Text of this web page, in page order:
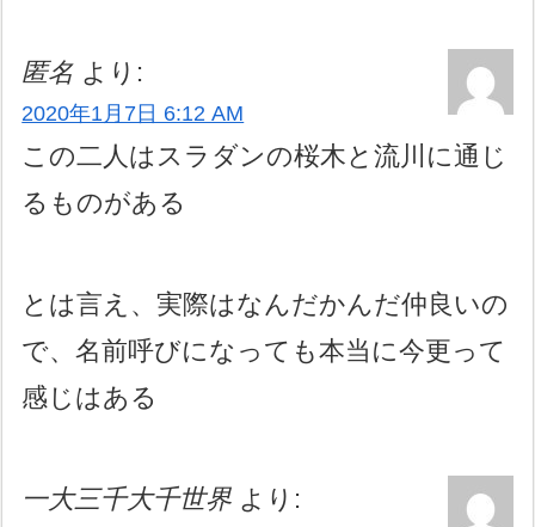
匿名 より:
2020年1月7日 6:12 AM
この二人はスラダンの桜木と流川に通じ
るものがある
とは言え、実際はなんだかんだ仲良いの
で、名前呼びになっても本当に今更って
感じはある
一大三千大千世界 より: